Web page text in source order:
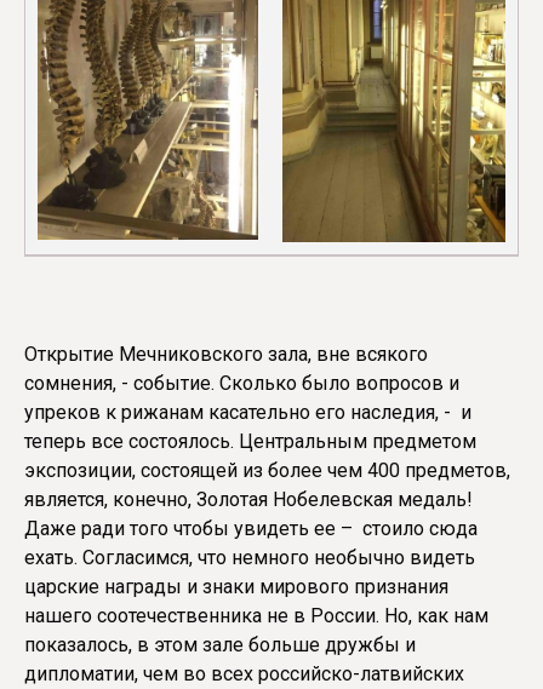
Открытие Мечниковского зала, вне всякого
сомнения, - событие. Сколько было вопросов и
упреков к рижанам касательно его наследия, - и
теперь все состоялось. Центральным предметом
экспозиции, состоящей из более чем 400 предметов,
является, конечно, Золотая Нобелевская медаль!
Даже ради того чтобы увидеть ее – стоило сюда
ехать. Согласимся, что немного необычно видеть
царские награды и знаки мирового признания
нашего соотечественника не в России. Но, как нам
показалось, в этом зале больше дружбы и
дипломатии, чем во всех российско-латвийских